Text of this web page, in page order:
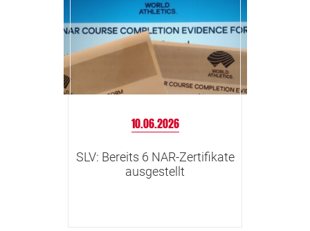
10.06.2026
SLV: Bereits 6 NAR-Zertifikate
ausgestellt